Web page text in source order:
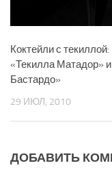
Коктейли с текиллой:
«Текилла Матадор»
Бастардо»
29 ИЮЛ, 2010
ДОБАВИТЬ